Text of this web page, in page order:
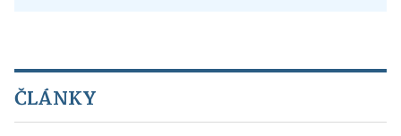
ČLÁNKY